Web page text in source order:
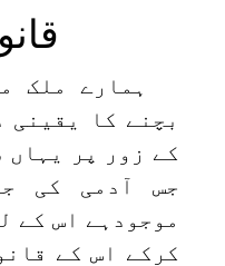
ہمارے ملک
بچنے کا یقینی
کے زور پر یہاں
جس آدمی کی
موجودہے اس کے
کرکے اس کے